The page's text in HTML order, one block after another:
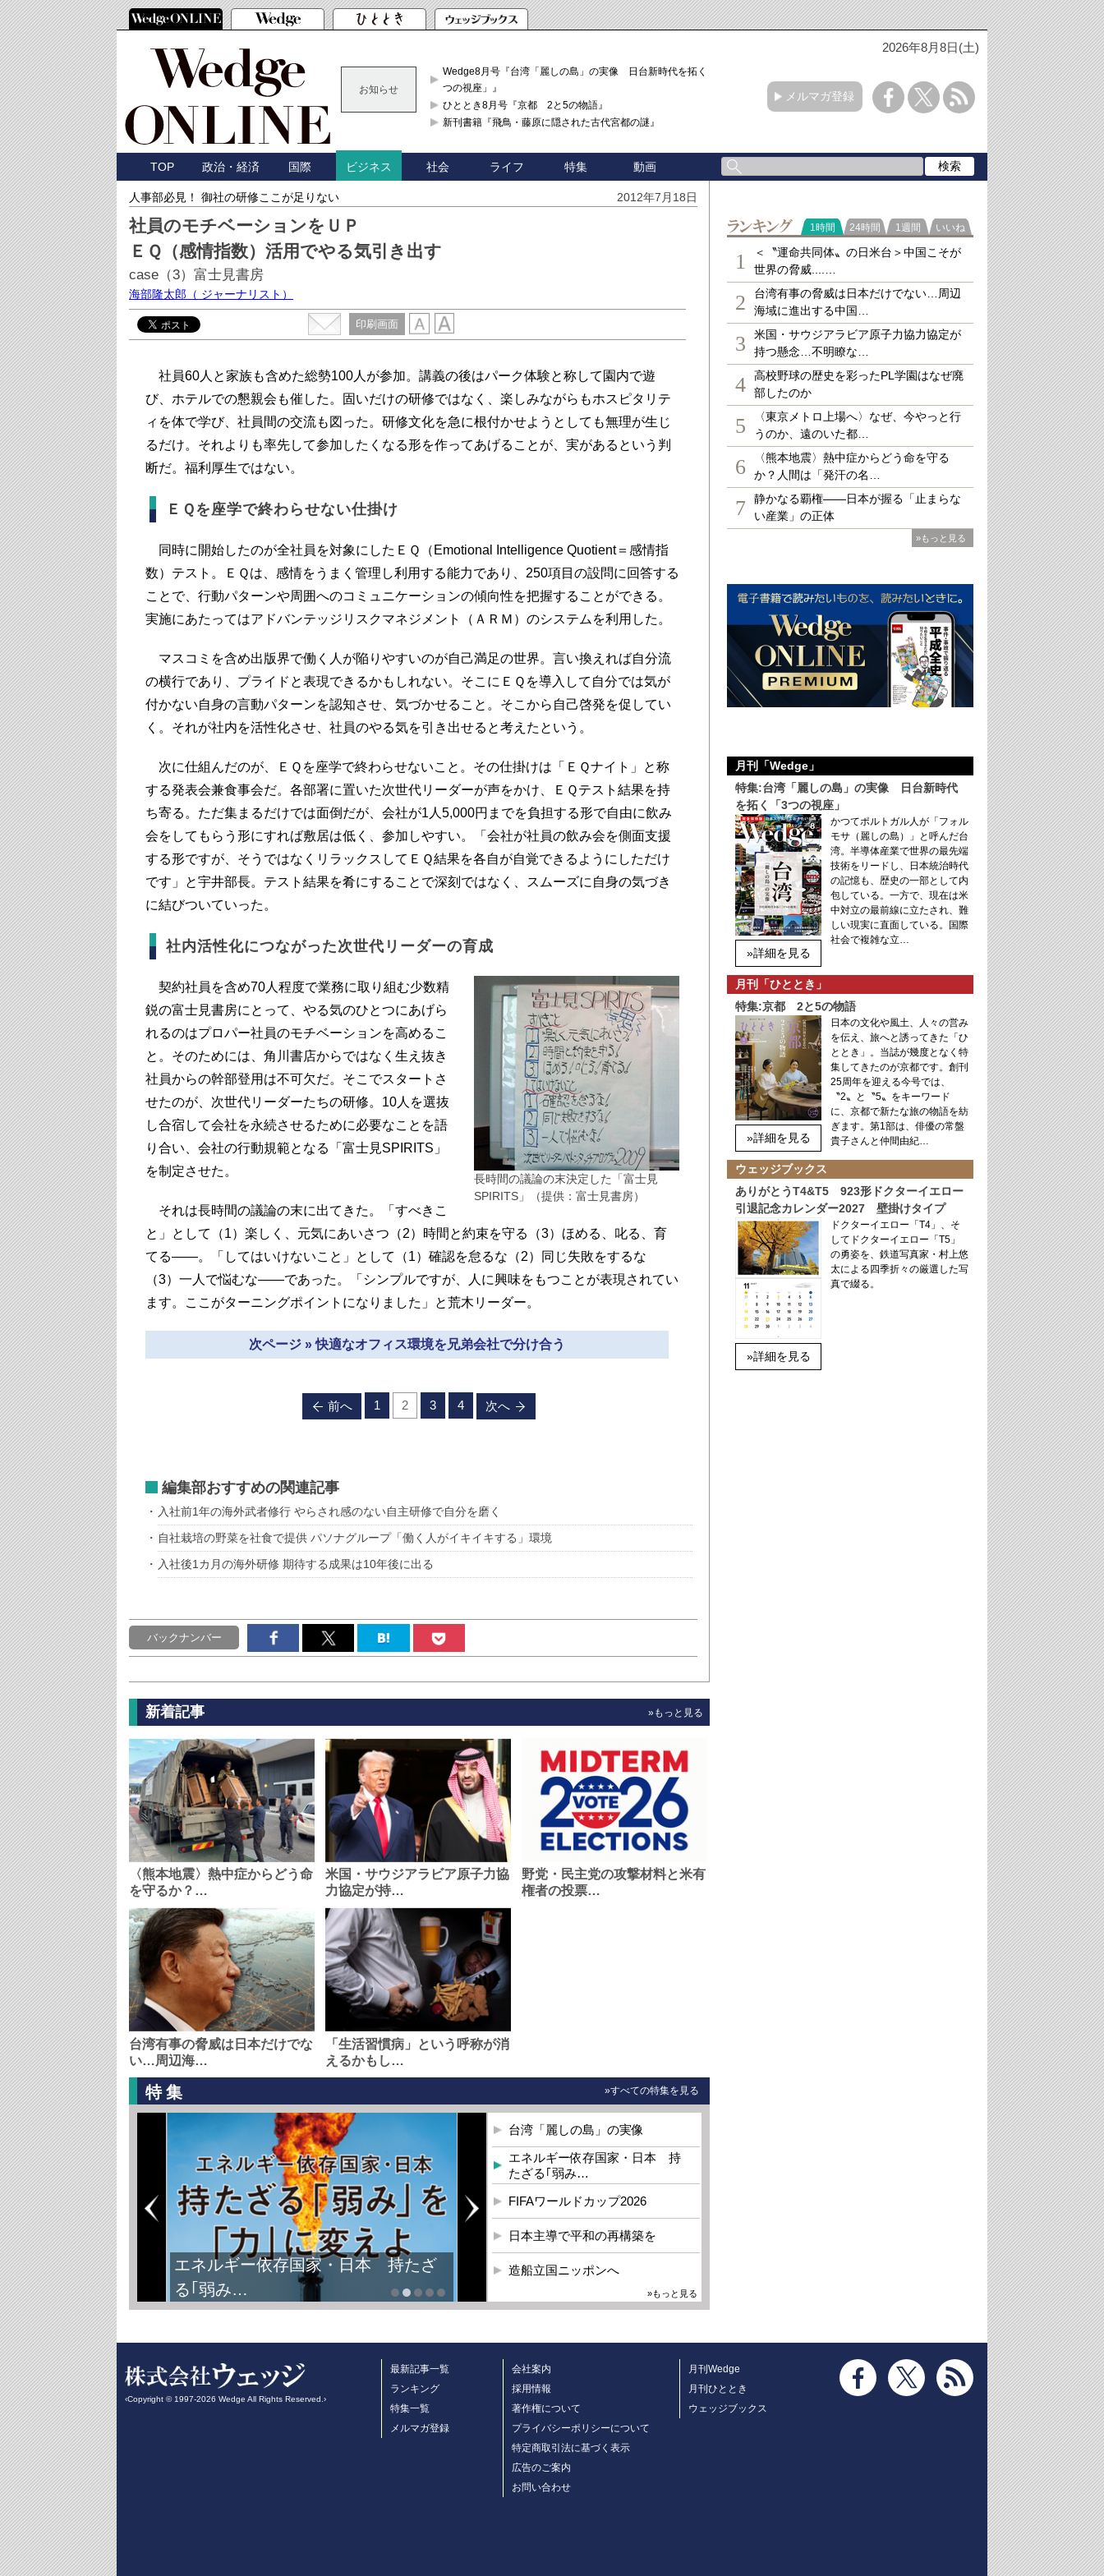
2026年8月8日(土)
お知らせ
Wedge8月号『台湾「麗しの島」の実像 日台新時代を拓く「3
つの視座」』
ひととき8月号『京都 2と5の物語』
新刊書籍『飛鳥・藤原に隠された古代宮都の謎』
メルマガ登録
TOP 政治・経済 国際 ビジネス 社会 ライフ 特集 動画
人事部必見！ 御社の研修ここが足りない 2012年7月18日
社員のモチベーションをＵＰ
ＥＱ（感情指数）活用でやる気引き出す
case（3）富士見書房
海部隆太郎 （ ジャーナリスト）
印刷画面
社員60人と家族も含めた総勢100人が参加。講義の後はパーク体験と称して園内で遊
び、ホテルでの懇親会も催した。固いだけの研修ではなく、楽しみながらもホスピタリテ
ィを体で学び、社員間の交流も図った。研修文化を急に根付かせようとしても無理が生じ
るだけ。それよりも率先して参加したくなる形を作ってあげることが、実があるという判
断だ。福利厚生ではない。
ＥＱを座学で終わらせない仕掛け
同時に開始したのが全社員を対象にしたＥＱ（Emotional Intelligence Quotient＝感情指
数）テスト。ＥＱは、感情をうまく管理し利用する能力であり、250項目の設問に回答する
ことで、行動パターンや周囲へのコミュニケーションの傾向性を把握することができる。
実施にあたってはアドバンテッジリスクマネジメント（ＡＲＭ）のシステムを利用した。
マスコミを含め出版界で働く人が陥りやすいのが自己満足の世界。言い換えれば自分流
の横行であり、プライドと表現できるかもしれない。そこにＥＱを導入して自分では気が
付かない自身の言動パターンを認知させ、気づかせること。そこから自己啓発を促してい
く。それが社内を活性化させ、社員のやる気を引き出せると考えたという。
次に仕組んだのが、ＥＱを座学で終わらせないこと。その仕掛けは「ＥＱナイト」と称
する発表会兼食事会だ。各部署に置いた次世代リーダーが声をかけ、ＥＱテスト結果を持
ち寄る。ただ集まるだけでは面倒だが、会社が1人5,000円までを負担する形で自由に飲み
会をしてもらう形にすれば敷居は低く、参加しやすい。「会社が社員の飲み会を側面支援
する形ですが、そうではなくリラックスしてＥＱ結果を各自が自覚できるようにしただけ
です」と宇井部長。テスト結果を肴にすることで深刻ではなく、スムーズに自身の気づき
に結びついていった。
社内活性化につながった次世代リーダーの育成
長時間の議論の末決定した「富士見
SPIRITS」（提供：富士見書房）
契約社員を含め70人程度で業務に取り組む少数精
鋭の富士見書房にとって、やる気のひとつにあげら
れるのはプロパー社員のモチベーションを高めるこ
と。そのためには、角川書店からではなく生え抜き
社員からの幹部登用は不可欠だ。そこでスタートさ
せたのが、次世代リーダーたちの研修。10人を選抜
し合宿して会社を永続させるために必要なことを語
り合い、会社の行動規範となる「富士見SPIRITS」
を制定させた。
それは長時間の議論の末に出てきた。「すべきこ
と」として（1）楽しく、元気にあいさつ（2）時間と約束を守る（3）ほめる、叱る、育
てる――。「してはいけないこと」として（1）確認を怠るな（2）同じ失敗をするな
（3）一人で悩むな――であった。「シンプルですが、人に興味をもつことが表現されてい
ます。ここがターニングポイントになりました」と荒木リーダー。
次ページ » 快適なオフィス環境を兄弟会社で分け合う
前へ 1 2 3 4 次へ
編集部おすすめの関連記事
入社前1年の海外武者修行 やらされ感のない自主研修で自分を磨く
自社栽培の野菜を社食で提供 パソナグループ「働く人がイキイキする」環境
入社後1カ月の海外研修 期待する成果は10年後に出る
バックナンバー
新着記事 »もっと見る
〈熊本地震〉熱中症からどう命
を守るか？…
米国・サウジアラビア原子力協
力協定が持…
野党・民主党の攻撃材料と米有
権者の投票…
台湾有事の脅威は日本だけでな
い…周辺海…
「生活習慣病」という呼称が消
えるかもし…
特集 »すべての特集を見る
エネルギー依存国家・日本 持たざ
る｢弱み…
台湾「麗しの島」の実像
エネルギー依存国家・日本 持
たざる｢弱み…
FIFAワールドカップ2026
日本主導で平和の再構築を
造船立国ニッポンへ
»もっと見る
ランキング
1時間 24時間 1週間 いいね
1
＜〝運命共同体〟の日米台＞中国こそが
世界の脅威....…
2
台湾有事の脅威は日本だけでない…周辺
海域に進出する中国…
3
米国・サウジアラビア原子力協力協定が
持つ懸念…不明瞭な…
4
高校野球の歴史を彩ったPL学園はなぜ廃
部したのか
5
〈東京メトロ上場へ〉なぜ、今やっと行
うのか、遠のいた都…
6
〈熊本地震〉熱中症からどう命を守る
か？人間は「発汗の名…
7
静かなる覇権――日本が握る「止まらな
い産業」の正体
»もっと見る
月刊「Wedge」
特集:台湾「麗しの島」の実像 日台新時代
を拓く「3つの視座」
»詳細を見る
かつてポルトガル人が「フォル
モサ（麗しの島）」と呼んだ台
湾。半導体産業で世界の最先端
技術をリードし、日本統治時代
の記憶も、歴史の一部として内
包している。一方で、現在は米
中対立の最前線に立たされ、難
しい現実に直面している。国際
社会で複雑な立…
月刊「ひととき」
特集:京都 2と5の物語
»詳細を見る
日本の文化や風土、人々の営み
を伝え、旅へと誘ってきた「ひ
ととき」。当誌が幾度となく特
集してきたのが京都です。創刊
25周年を迎える今号では、
〝2〟と〝5〟をキーワード
に、京都で新たな旅の物語を紡
ぎます。第1部は、俳優の常盤
貴子さんと仲間由紀…
ウェッジブックス
ありがとうT4&T5 923形ドクターイエロー
引退記念カレンダー2027 壁掛けタイプ
»詳細を見る
ドクターイエロー「T4」、そ
してドクターイエロー「T5」
の勇姿を、鉄道写真家・村上悠
太による四季折々の厳選した写
真で綴る。
‹Copyright © 1997-2026 Wedge All Rights Reserved.›
最新記事一覧
ランキング
特集一覧
メルマガ登録
会社案内
採用情報
著作権について
プライバシーポリシーについて
特定商取引法に基づく表示
広告のご案内
お問い合わせ
月刊Wedge
月刊ひととき
ウェッジブックス